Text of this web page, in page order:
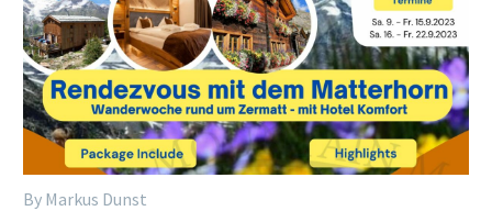
By Markus Dunst